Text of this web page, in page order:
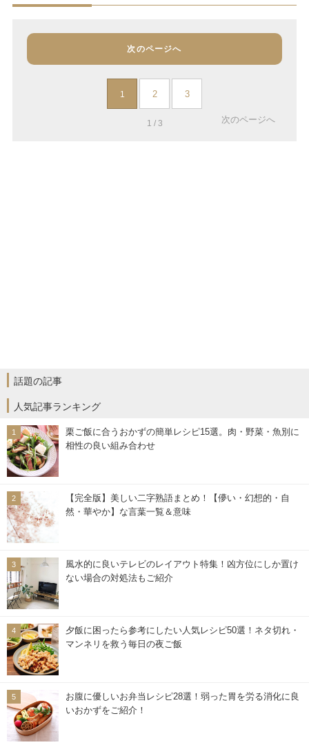
次のページへ
1 2 3
1 / 3 次のページへ
話題の記事
人気記事ランキング
栗ご飯に合うおかずの簡単レシピ15選。肉・野菜・魚別に
相性の良い組み合わせ
【完全版】美しい二字熟語まとめ！【儚い・幻想的・自
然・華やか】な言葉一覧＆意味
風水的に良いテレビのレイアウト特集！凶方位にしか置け
ない場合の対処法もご紹介
夕飯に困ったら参考にしたい人気レシピ50選！ネタ切れ・
マンネリを救う毎日の夜ご飯
お腹に優しいお弁当レシピ28選！弱った胃を労る消化に良
いおかずをご紹介！